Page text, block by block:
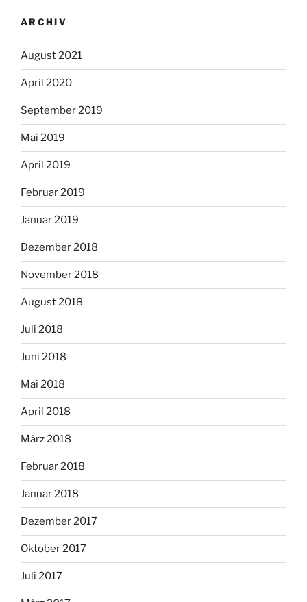
ARCHIV
August 2021
April 2020
September 2019
Mai 2019
April 2019
Februar 2019
Januar 2019
Dezember 2018
November 2018
August 2018
Juli 2018
Juni 2018
Mai 2018
April 2018
März 2018
Februar 2018
Januar 2018
Dezember 2017
Oktober 2017
Juli 2017